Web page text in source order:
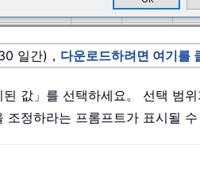
일간)， 다운로드하려면 여기를
값」를 선택하세요。 선택 범
정하라는 프롬프트가 표시될 수